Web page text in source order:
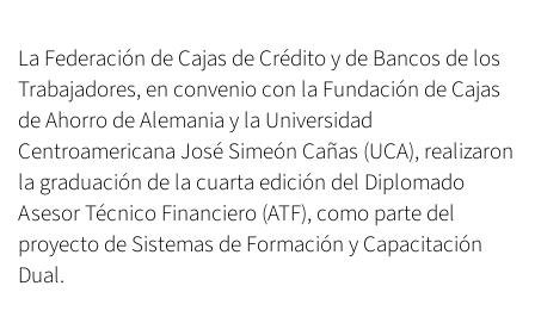
La Federación de Cajas de Crédito y de Bancos de los
Trabajadores, en convenio con la Fundación de Cajas
de Ahorro de Alemania y la Universidad
Centroamericana José Simeón Cañas (UCA), realizaron
la graduación de la cuarta edición del Diplomado
Asesor Técnico Financiero (ATF), como parte del
proyecto de Sistemas de Formación y Capacitación
Dual.